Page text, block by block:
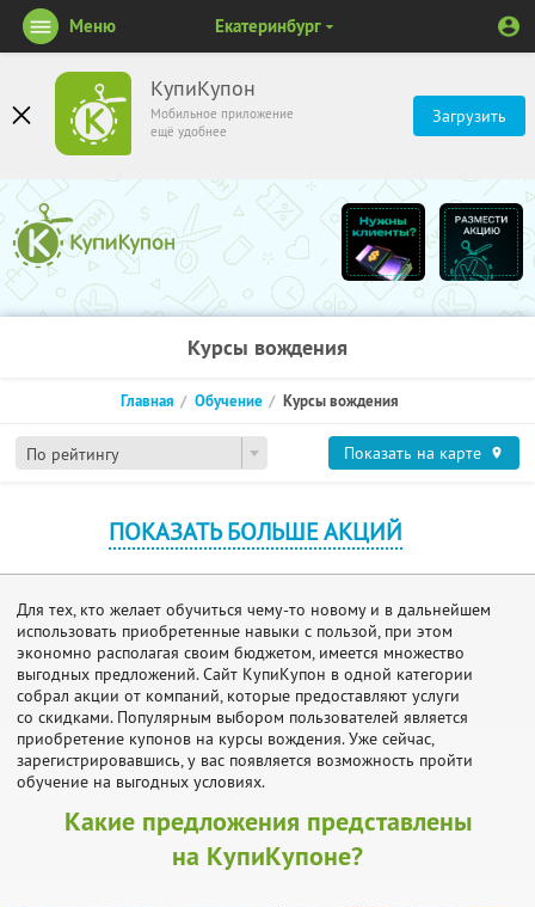
КупиКупон
Мобильное приложение
ещё удобнее
Загрузить
Меню Екатеринбург
Курсы вождения
По рейтингу
Главная Обучение Курсы вождения
Показать на карте
ПОКАЗАТЬ БОЛЬШЕ АКЦИЙ
Для тех, кто желает обучиться чему-то новому и в дальнейшем
использовать приобретенные навыки с пользой, при этом
экономно располагая своим бюджетом, имеется множество
выгодных предложений. Сайт КупиКупон в одной категории
собрал акции от компаний, которые предоставляют услуги
со скидками. Популярным выбором пользователей является
приобретение купонов на курсы вождения. Уже сейчас,
зарегистрировавшись, у вас появляется возможность пройти
обучение на выгодных условиях.
Какие предложения представлены
на КупиКупоне?